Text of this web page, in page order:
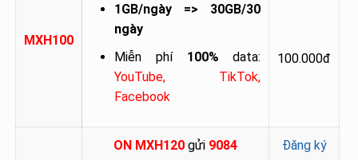
MXH100
1GB/ngày => 30GB/30
ngày
Miễn phí 100% data:
YouTube, TikTok,
Facebook
100.000đ
ON MXH120 gửi 9084 Đăng ký